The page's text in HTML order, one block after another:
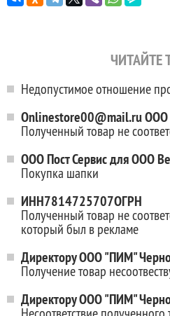
ЧИТАЙТЕ
Недопустимое отношение
Onlinestore00@mail.ru ООО
Полученный товар не
ООО Пост Сервис для ООО
Покупка шапки
ИНН7814725707ОГРН
Полученный товар не
который был в рекламе
Директору ООО "ПИМ"
Получение товар
Директору ООО "ПИМ"